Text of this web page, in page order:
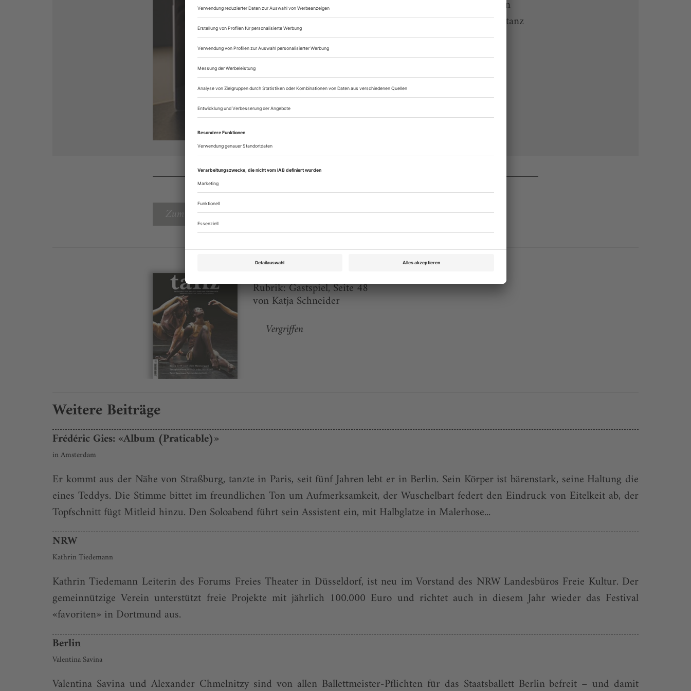
Lesegenuss auf allen Endgeräten
Zugang zum Onlinearchiv von tanz
Sie können alle Vorteile des Abos
sofort nutzen
Digital-Abo testen
Zum Inhaltsverzeichnis
Rubrik: Gastspiel, Seite 48
von Katja Schneider
Vergriffen
Weitere Beiträge
Frédéric Gies: «Album (Praticable)»
in Amsterdam
Er kommt aus der Nähe von Straßburg, tanzte in Paris, seit fünf Jahren lebt er in Berlin. Sein Körper ist bärenstark, seine Haltung die
eines Teddys. Die Stimme bittet im freundlichen Ton um Aufmerksamkeit, der Wuschelbart federt den Eindruck von Eitelkeit ab, der
Topfschnitt fügt Mitleid hinzu. Den Soloabend führt sein Assistent ein, mit Halbglatze in Malerhose...
NRW
Kathrin Tiedemann
Kathrin Tiedemann Leiterin des Forums Freies Theater in Düsseldorf, ist neu im Vorstand des NRW Landesbüros Freie Kultur. Der
gemeinnützige Verein unterstützt freie Projekte mit jährlich 100.000 Euro und richtet auch in diesem Jahr wieder das Festival
«favoriten» in Dortmund aus.
Berlin
Valentina Savina
Valentina Savina und Alexander Chmelnitzy sind von allen Ballettmeister-Pflichten für das Staatsballett Berlin befreit – und damit